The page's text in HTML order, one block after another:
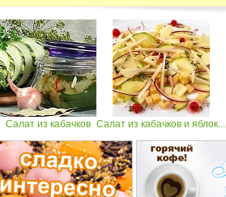
Салат из кабачков Салат из кабачков и яблок...